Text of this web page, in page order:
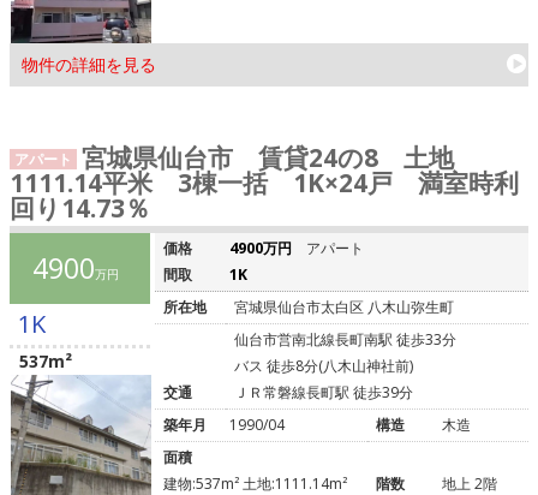
物件の詳細を見る
アパート 宮城県仙台市 賃貸24の8 土地
1111.14平米 3棟一括 1K×24戸 満室時利
回り14.73％
4900万円
1K
537m²
価格 4900万円
アパート
間取
1K
所在地
宮城県仙台市太白区 八木山弥生町
交通
仙台市営南北線長町南駅 徒歩33分
バス 徒歩8分(八木山神社前)
ＪＲ常磐線長町駅 徒歩39分
築年月
1990/04 構造
木造
面積
建物:537m² 土地:1111.14m²
階数 地上 2階